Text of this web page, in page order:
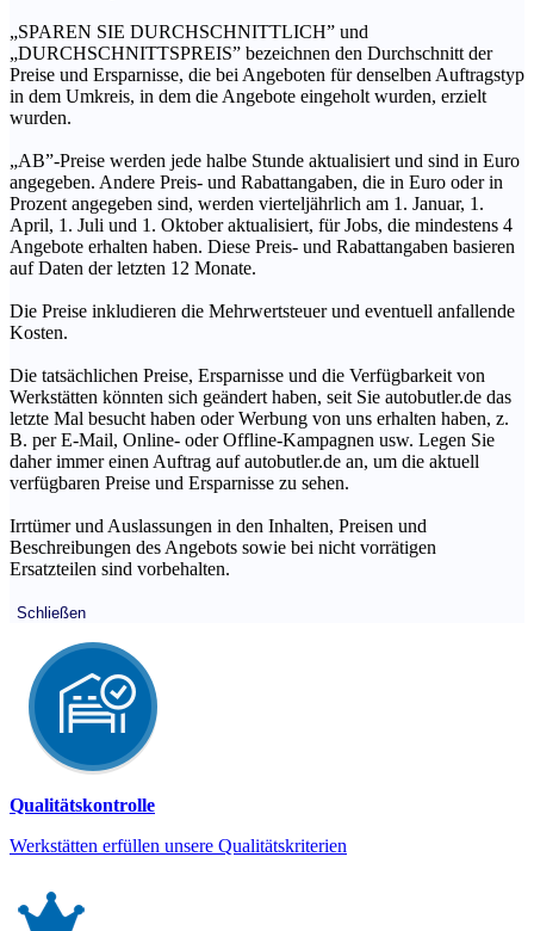
„SPAREN SIE DURCHSCHNITTLICH” und
„DURCHSCHNITTSPREIS” bezeichnen den Durchschnitt der
Preise und Ersparnisse, die bei Angeboten für denselben Auftragstyp
in dem Umkreis, in dem die Angebote eingeholt wurden, erzielt
wurden.
„AB”-Preise werden jede halbe Stunde aktualisiert und sind in Euro
angegeben. Andere Preis- und Rabattangaben, die in Euro oder in
Prozent angegeben sind, werden vierteljährlich am 1. Januar, 1.
April, 1. Juli und 1. Oktober aktualisiert, für Jobs, die mindestens 4
Angebote erhalten haben. Diese Preis- und Rabattangaben basieren
auf Daten der letzten 12 Monate.
Die Preise inkludieren die Mehrwertsteuer und eventuell anfallende
Kosten.
Die tatsächlichen Preise, Ersparnisse und die Verfügbarkeit von
Werkstätten könnten sich geändert haben, seit Sie autobutler.de das
letzte Mal besucht haben oder Werbung von uns erhalten haben, z.
B. per E-Mail, Online- oder Offline-Kampagnen usw. Legen Sie
daher immer einen Auftrag auf autobutler.de an, um die aktuell
verfügbaren Preise und Ersparnisse zu sehen.
Irrtümer und Auslassungen in den Inhalten, Preisen und
Beschreibungen des Angebots sowie bei nicht vorrätigen
Ersatzteilen sind vorbehalten.
Schließen
Qualitätskontrolle
Werkstätten erfüllen unsere Qualitätskriterien